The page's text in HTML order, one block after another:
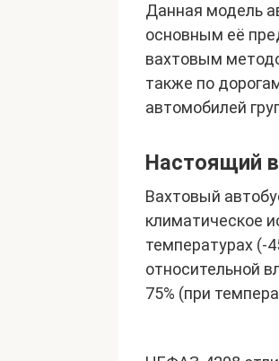
Данная модель
основным её
вахтовым
также по
автомобилей
Настоящий
Вахтовый
климатическое
температурах (-
относительной
75% (при